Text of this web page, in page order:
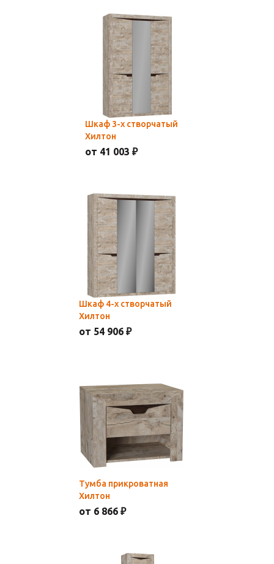
Шкаф 3-х створчатый
Хилтон
от 41 003 ₽
Шкаф 4-х створчатый
Хилтон
от 54 906 ₽
Тумба прикроватная
Хилтон
от 6 866 ₽